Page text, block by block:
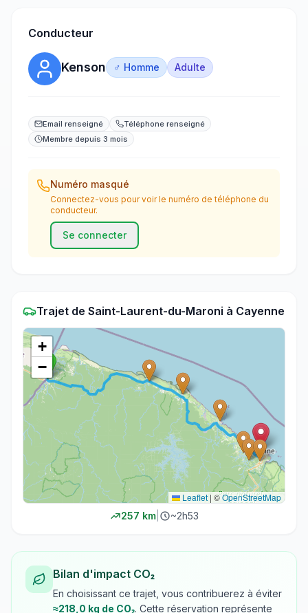
Conducteur
Kenson ♂ Homme Adulte
Email renseigné
Téléphone renseigné
Membre depuis 3 mois
Numéro masqué
Connectez-vous pour voir le numéro de téléphone du
conducteur.
Se connecter
Trajet de Saint-Laurent-du-Maroni à Cayenne
+
−
Leaflet | ©OpenStreetMap
257 km| ~2h53
Bilan d'impact CO₂
En choisissant ce trajet, vous contribuerez à éviter
≈218,0 kg de CO₂. Cette réservation représente